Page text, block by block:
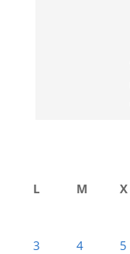
L
M X
3
4 5